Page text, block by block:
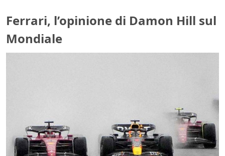
Ferrari, l’opinione di Damon Hill sul
Mondiale